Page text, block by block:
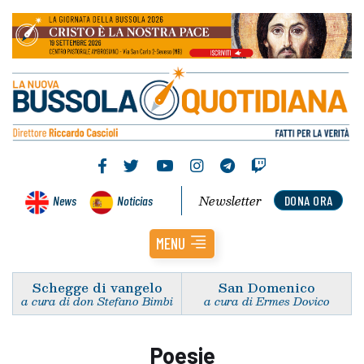
News Noticias DONA ORA
Newsletter
MENU
Schegge di vangelo
a cura di don Stefano Bimbi
San Domenico
a cura di Ermes Dovico
Poesie